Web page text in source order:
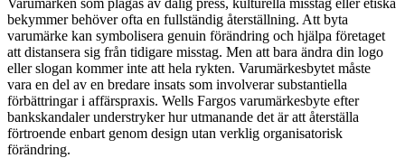
bekymmer behöver ofta en fullständig återställning. Att byta
varumärke kan symbolisera genuin förändring och hjälpa företaget
att distansera sig från tidigare misstag. Men att bara ändra din logo
eller slogan kommer inte att hela rykten. Varumärkesbytet måste
vara en del av en bredare insats som involverar substantiella
förbättringar i affärspraxis. Wells Fargos varumärkesbyte efter
bankskandaler understryker hur utmanande det är att återställa
förtroende enbart genom design utan verklig organisatorisk
förändring.